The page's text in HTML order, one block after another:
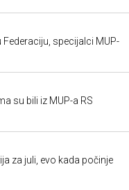
specijalci MUP-
su bili iz MUP-a RS
za juli, evo kada počinje